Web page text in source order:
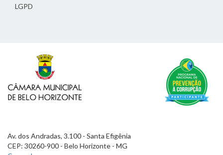
LGPD
Av. dos Andradas, 3.100 - Santa Efigênia
CEP: 30260-900 - Belo Horizonte - MG